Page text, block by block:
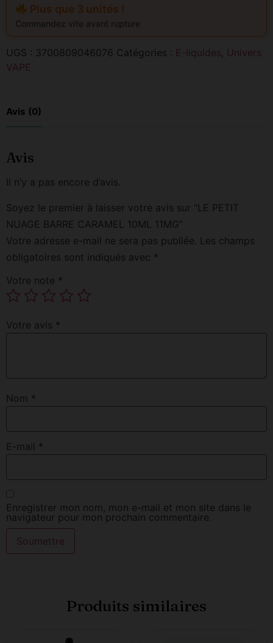
Plus que 3 unités !
Commandez vite avant rupture
UGS : 3700809046076 Catégories : E-liquides, Univers
VAPE
Avis (0)
Avis
Il n’y a pas encore d’avis.
Soyez le premier à laisser votre avis sur “LE PETIT
NUAGE BARRE CARAMEL 10ML 11MG”
Votre adresse e-mail ne sera pas publiée. Les champs
obligatoires sont indiqués avec *
Votre note *
Votre avis *
Nom *
E-mail *
Enregistrer mon nom, mon e-mail et mon site dans le
navigateur pour mon prochain commentaire.
Produits similaires